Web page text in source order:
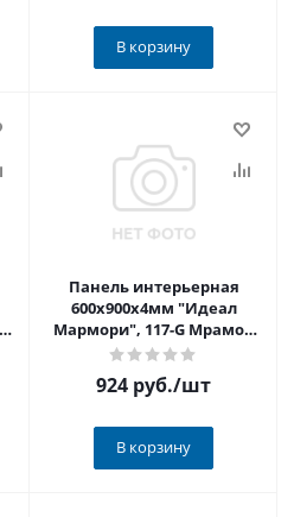
В корзину
Панель интерьерная
600х900х4мм "Идеал
Мармори", 117-G Мрамор
черный глянцевый
924 руб./шт
В корзину